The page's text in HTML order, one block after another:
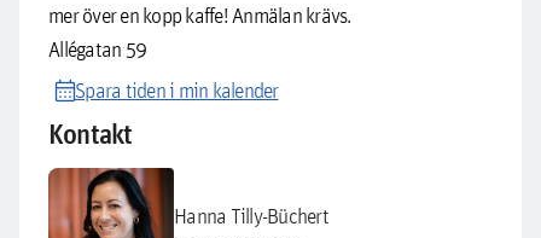
mer över en kopp kaffe! Anmälan krävs.
Allégatan 59
calendar_monthSpara tiden i min kalender
Kontakt
Hanna Tilly-Büchert